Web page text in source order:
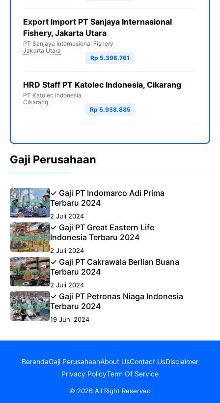
Export Import PT Sanjaya Internasional
Fishery, Jakarta Utara
PT Sanjaya Internasional Fishery
Jakarta Utara
Rp 5.396.761
HRD Staff PT Katolec Indonesia, Cikarang
PT Katolec Indonesia
Cikarang
Rp 5.938.885
Gaji Perusahaan
✓ Gaji PT Indomarco Adi Prima
Terbaru 2024
2 Juli 2024
✓ Gaji PT Great Eastern Life
Indonesia Terbaru 2024
2 Juli 2024
✓ Gaji PT Cakrawala Berlian Buana
Terbaru 2024
2 Juli 2024
✓ Gaji PT Petronas Niaga Indonesia
Terbaru 2024
19 Juni 2024
BerandaGaji PerusahaanAbout UsContact UsDisclaimer
Privacy PolicyTerm Of Service
© 2026 All Right Reserved